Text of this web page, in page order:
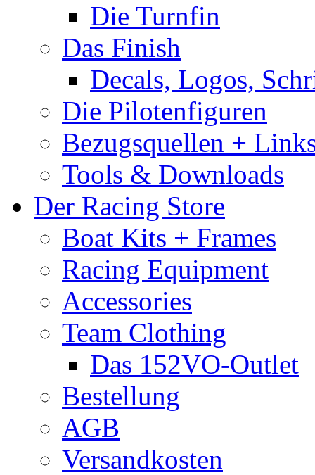
Die Turnfin
Das Finish
Decals, Logos,
Die Pilotenfiguren
Bezugsquellen +
Tools & Downloads
Der Racing Store
Boat Kits + Frames
Racing Equipment
Accessories
Team Clothing
Das 152VO-Outlet
Bestellung
AGB
Versandkosten